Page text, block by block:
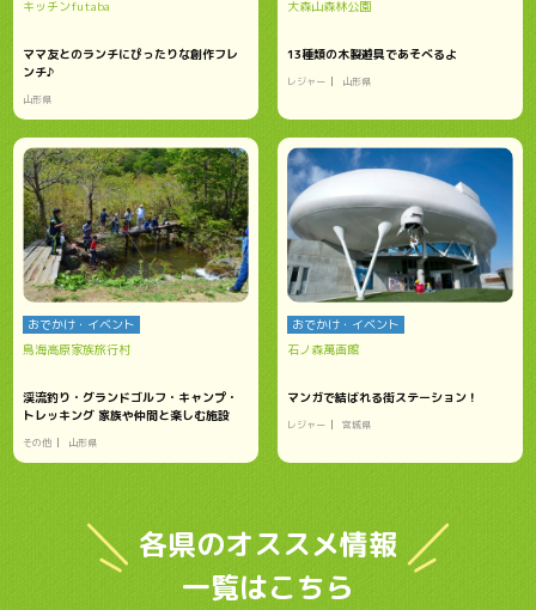
キッチンfutaba
ママ友とのランチにぴったりな創作フレ
ンチ♪
山形県
大森山森林公園
13種類の木製遊具であそべるよ
レジャー 山形県
おでかけ・イベント
鳥海高原家族旅行村
渓流釣り・グランドゴルフ・キャンプ・
トレッキング 家族や仲間と楽しむ施設
その他 山形県
おでかけ・イベント
石ノ森萬画館
マンガで結ばれる街ステーション！
レジャー 宮城県
各県のオススメ情報
一覧はこちら